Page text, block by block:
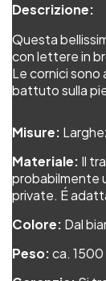
Descrizione:
Questa
con lettere in
Le cornici
battuto sulla
Misure:
Materiale: Il
probabilmente
private. É
Colore: Dal
Peso:ca. 1500